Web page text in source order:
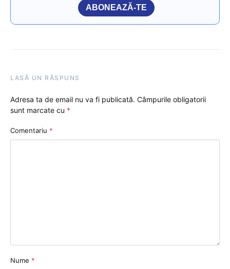
ABONEAZĂ-TE
LASĂ UN RĂSPUNS
Adresa ta de email nu va fi publicată. Câmpurile obligatorii
sunt marcate cu *
Comentariu *
Nume *